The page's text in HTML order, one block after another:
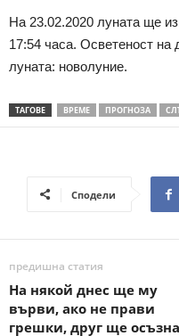
На 23.02.2020 луната ще
17:54 часа. Осветеност на
луната: новолуние.
ТАГОВЕ ВРЕМЕ ПРОГНОЗА
Сподели
предишна статия
На някой днес ще му
върви, ако не прави
грешки, друг ще